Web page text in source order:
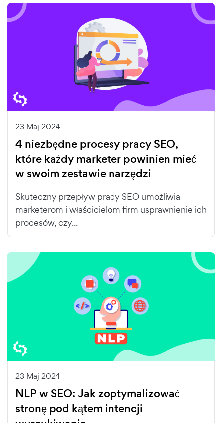
23 Maj 2024
4 niezbędne procesy pracy SEO,
które każdy marketer powinien mieć
w swoim zestawie narzędzi
Skuteczny przepływ pracy SEO umożliwia
marketerom i właścicielom firm usprawnienie ich
procesów, czy...
23 Maj 2024
NLP w SEO: Jak zoptymalizować
stronę pod kątem intencji